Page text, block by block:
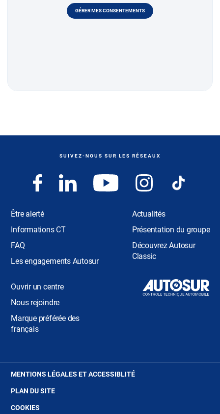
GÉRER MES CONSENTEMENTS
SUIVEZ-NOUS SUR LES RÉSEAUX
Être alerté
Informations CT
FAQ
Les engagements Autosur
Actualités
Présentation du groupe
Découvrez Autosur
Classic
Ouvrir un centre
Nous rejoindre
Marque préférée des
français
MENTIONS LÉGALES ET ACCESSIBLITÉ(OUVRE
PLAN DU SITE
COOKIES